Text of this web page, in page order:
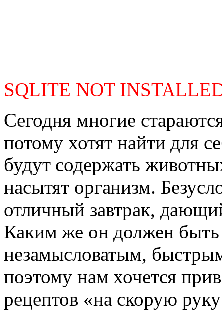
SQLITE NOT
Сегодня многие
потому хотят найти для
будут содержать
насытят организм.
отличный завтрак,
Каким же он должен
незамысловатым,
поэтому нам хочется
рецептов «на скорую